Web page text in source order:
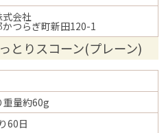
会社
つらぎ町新田120-1
とりスコーン(プレーン)
重量約60g
60日